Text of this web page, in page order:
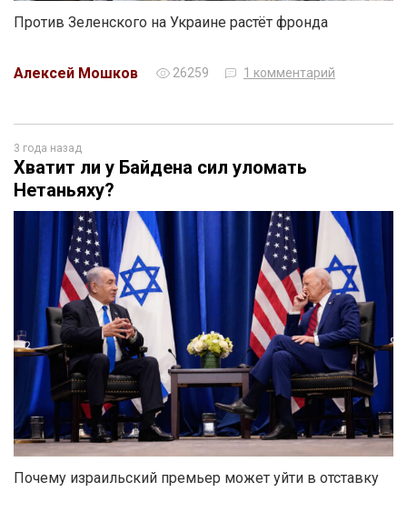
Против Зеленского на Украине растёт фронда
Алексей Мошков 26259 1 комментарий
3 года назад
Хватит ли у Байдена сил уломать
Нетаньяху?
Почему израильский премьер может уйти в отставку